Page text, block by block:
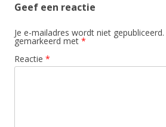
Geef een reactie
Je e-mailadres wordt niet gepubliceerd.
gemarkeerd met *
Reactie *